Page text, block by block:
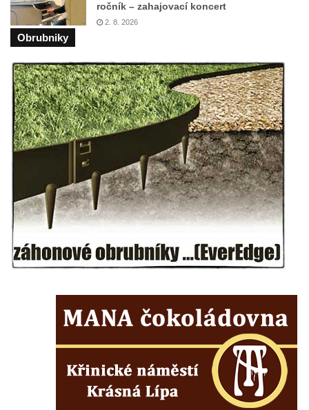
Socha Skupina jeřábů v Tierpark Chemnitz
Socha Panter v ZOO Leipzig
Socha Tygr v ZOO Leipzig
Socha Atlet v ZOO Leipzig
Socha Marabu v ZOO Leipzig
Busta Karla Maxe Schneidera v ZOO
Socha Iásón v ZOO Leipzig
Socha Mladý slon v ZOO Leipzig
Socha Býk v ZOO Dresden
Socha Uprchlý otrok bojuje s divokým psem
v ZOO Dresden
Socha Faun s medvíďaty v ZOO Dresden
Socha divokého prasete před vstupem do
ZOO Dresden
Socha světce severně od Lužce nad
ročník – zahajovací koncert
2. 8. 2026
Obrubniky